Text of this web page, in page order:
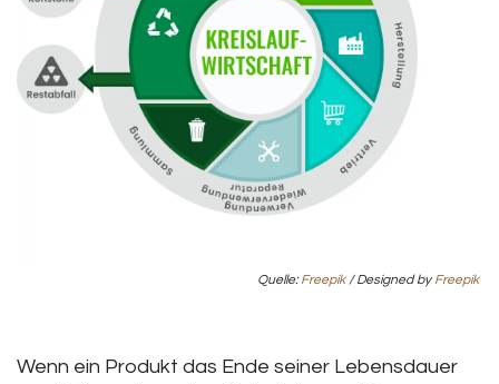
Quelle:Freepik/ Designed byFreepik
Wenn ein Produkt das Ende seiner Lebensdauer